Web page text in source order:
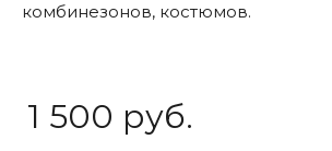
комбинезонов, костюмов.
1 500 руб.